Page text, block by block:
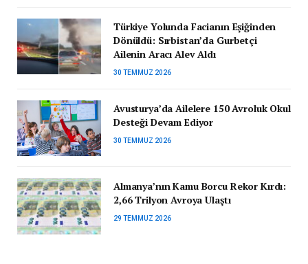
Türkiye Yolunda Facianın Eşiğinden
Dönüldü: Sırbistan’da Gurbetçi
Ailenin Aracı Alev Aldı
30 TEMMUZ 2026
Avusturya’da Ailelere 150 Avroluk Okul
Desteği Devam Ediyor
30 TEMMUZ 2026
Almanya’nın Kamu Borcu Rekor Kırdı:
2,66 Trilyon Avroya Ulaştı
29 TEMMUZ 2026